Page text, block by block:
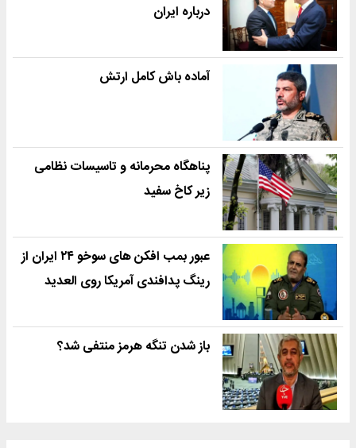
درباره ایران
آماده باش کامل ارتش
پناهگاه محرمانه و تاسیسات نظامی
زیر کاخ سفید
عبور بمب افکن های سوخو ۲۴ ایران از
رینگ پدافندی آمریکا روی العدید
باز شدن تنگه هرمز منتفی شد؟